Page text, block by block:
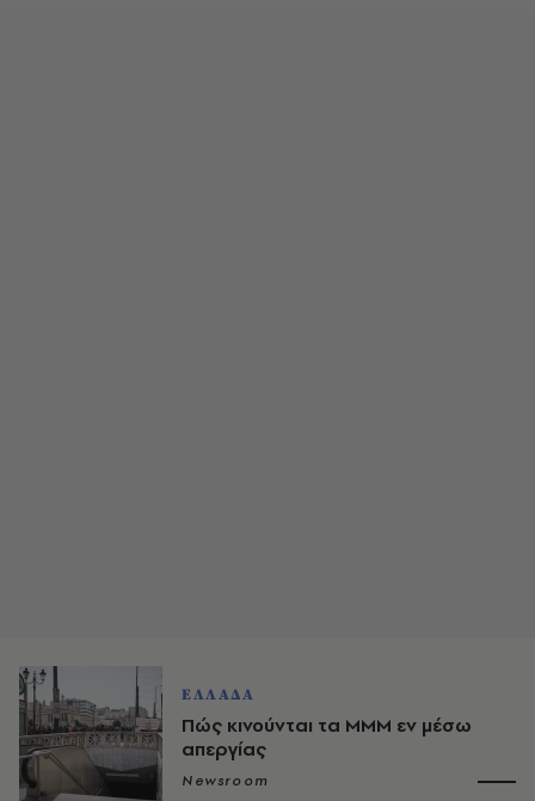
ΕΛΛΑΔΑ
Πώς κινούνται τα ΜΜΜ εν μέσω
απεργίας
Newsroom